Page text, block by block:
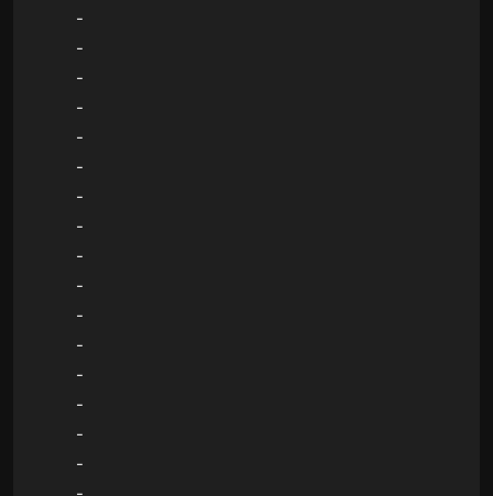
-
-
-
-
-
-
-
-
-
-
-
-
-
-
-
-